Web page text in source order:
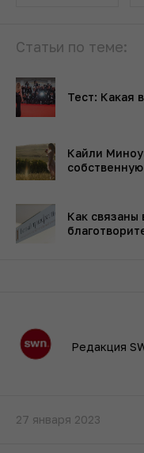
Статьи по теме:
Тест: Какая
Кайли
Как связаны
Редакция
27 января 2023